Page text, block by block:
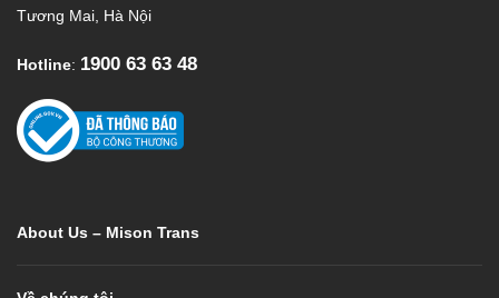
Tương Mai, Hà Nội
Hotline: 1900 63 63 48
About Us – Mison Trans